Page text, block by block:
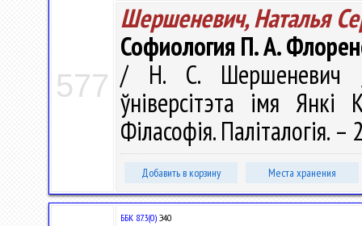
577
Шершеневич, Наталья
Софиология П. А.
/ Н. С. Шершеневич //
ўніверсітэта імя Янкі
Філасофія. Паліталогія.
Добавить в корзину Места хранения
ББК 87.3(0) Э40